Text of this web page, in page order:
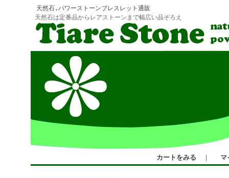
天然石,パワーストーンブレスレット通販
天然石は定番品からレアストーンまで幅広い品ぞろえ
カートをみる ｜ マ